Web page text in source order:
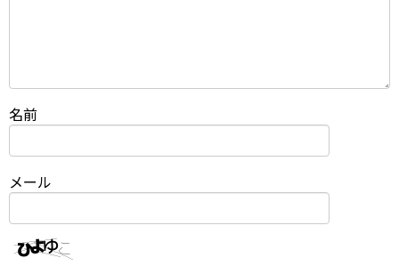
名前
メール